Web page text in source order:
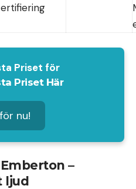
Priset för
Priset Här
nu!
–
ljud